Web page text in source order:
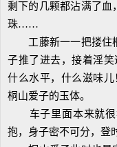
剩下的几颗都沾满了血
珠……
工藤新一一把搂住桐
子推了进去，接着淫
什么水平，什么滋味
桐山爱子的玉体。
车子里面本来就很
抱，身子密不可分，登